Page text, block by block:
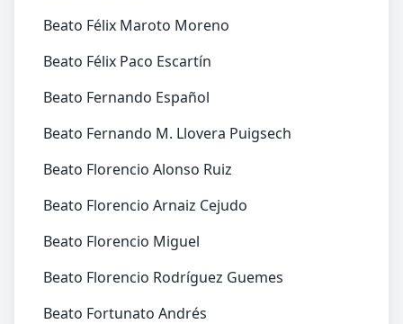
Beato Félix Maroto Moreno
Beato Félix Paco Escartín
Beato Fernando Español
Beato Fernando M. Llovera Puigsech
Beato Florencio Alonso Ruiz
Beato Florencio Arnaiz Cejudo
Beato Florencio Miguel
Beato Florencio Rodríguez Guemes
Beato Fortunato Andrés